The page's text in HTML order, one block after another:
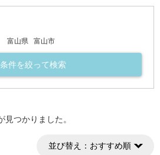
富山県 富山市
条件を絞って検索
つかりました。
並び替え： おすすめ順